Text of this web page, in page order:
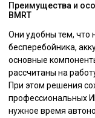
Преимущества и
BMRT
Они удобны тем, что
бесперебойника,
основные
рассчитаны на
При этом решения
профессиональных
нужное время